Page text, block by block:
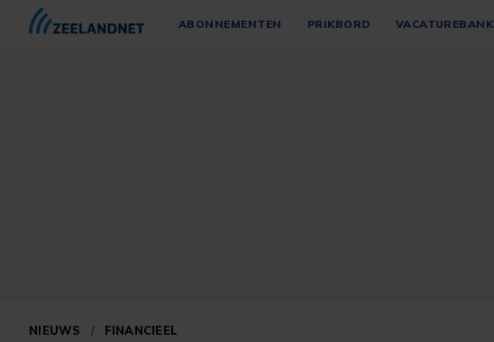
ABONNEMENTEN PRIKBORD VACATUREBANK
NIEUWS / FINANCIEEL